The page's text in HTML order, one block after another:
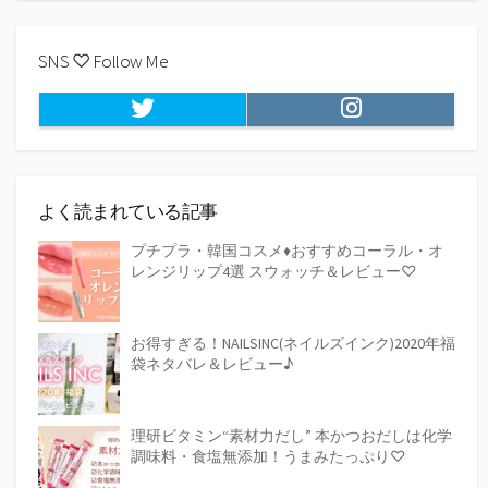
SNS ♡ Follow Me
Twitter Instagram
よく読まれている記事
プチプラ・韓国コスメ♦おすすめコーラル・オ
レンジリップ4選 スウォッチ＆レビュー♡
お得すぎる！NAILSINC(ネイルズインク)2020年福
袋ネタバレ＆レビュー♪
理研ビタミン“素材力だし” 本かつおだしは化学
調味料・食塩無添加！うまみたっぷり♡